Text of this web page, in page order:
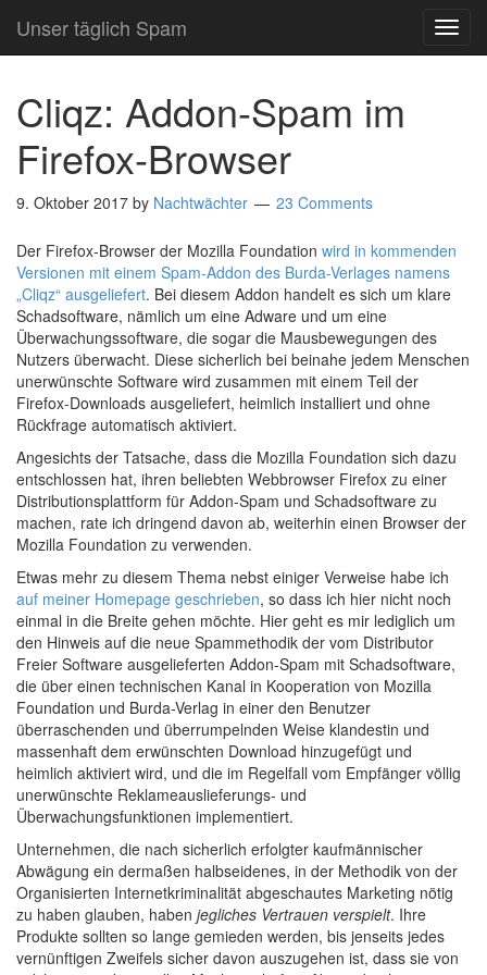
Unser täglich Spam
Cliqz: Addon-Spam im
Firefox-Browser
9. Oktober 2017 by Nachtwächter 23 Comments
Der Firefox-Browser der Mozilla Foundation wird in kommenden
Versionen mit einem Spam-Addon des Burda-Verlages namens
„Cliqz“ ausgeliefert. Bei diesem Addon handelt es sich um klare
Schadsoftware, nämlich um eine Adware und um eine
Überwachungssoftware, die sogar die Mausbewegungen des
Nutzers überwacht. Diese sicherlich bei beinahe jedem Menschen
unerwünschte Software wird zusammen mit einem Teil der
Firefox-Downloads ausgeliefert, heimlich installiert und ohne
Rückfrage automatisch aktiviert.
Angesichts der Tatsache, dass die Mozilla Foundation sich dazu
entschlossen hat, ihren beliebten Webbrowser Firefox zu einer
Distributionsplattform für Addon-Spam und Schadsoftware zu
machen, rate ich dringend davon ab, weiterhin einen Browser der
Mozilla Foundation zu verwenden.
Etwas mehr zu diesem Thema nebst einiger Verweise habe ich
auf meiner Homepage geschrieben, so dass ich hier nicht noch
einmal in die Breite gehen möchte. Hier geht es mir lediglich um
den Hinweis auf die neue Spammethodik der vom Distributor
Freier Software ausgelieferten Addon-Spam mit Schadsoftware,
die über einen technischen Kanal in Kooperation von Mozilla
Foundation und Burda-Verlag in einer den Benutzer
überraschenden und überrumpelnden Weise klandestin und
massenhaft dem erwünschten Download hinzugefügt und
heimlich aktiviert wird, und die im Regelfall vom Empfänger völlig
unerwünschte Reklameauslieferungs- und
Überwachungsfunktionen implementiert.
Unternehmen, die nach sicherlich erfolgter kaufmännischer
Abwägung ein dermaßen halbseidenes, in der Methodik von der
Organisierten Internetkriminalität abgeschautes Marketing nötig
zu haben glauben, haben jegliches Vertrauen verspielt. Ihre
Produkte sollten so lange gemieden werden, bis jenseits jedes
vernünftigen Zweifels sicher davon auszugehen ist, dass sie von